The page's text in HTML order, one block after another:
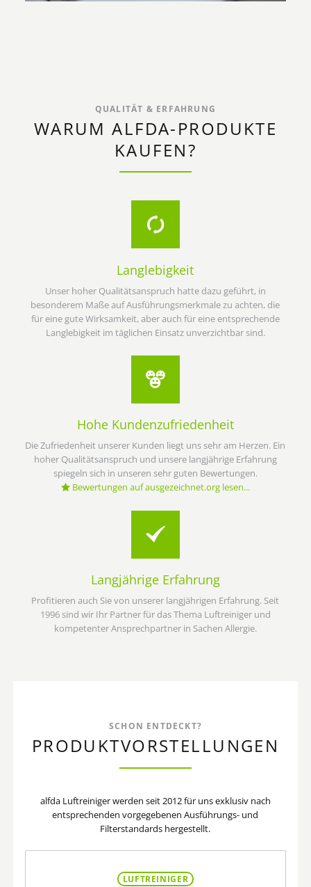
QUALITÄT & ERFAHRUNG
WARUM ALFDA-PRODUKTE
KAUFEN?
Langlebigkeit
Unser hoher Qualitätsanspruch hatte dazu geführt, in
besonderem Maße auf Ausführungsmerkmale zu achten, die
für eine gute Wirksamkeit, aber auch für eine entsprechende
Langlebigkeit im täglichen Einsatz unverzichtbar sind.
Hohe Kundenzufriedenheit
Die Zufriedenheit unserer Kunden liegt uns sehr am Herzen. Ein
hoher Qualitätsanspruch und unsere langjährige Erfahrung
spiegeln sich in unseren sehr guten Bewertungen.
Bewertungen auf ausgezeichnet.org lesen...
Langjährige Erfahrung
Profitieren auch Sie von unserer langjährigen Erfahrung. Seit
1996 sind wir Ihr Partner für das Thema Luftreiniger und
kompetenter Ansprechpartner in Sachen Allergie.
SCHON ENTDECKT?
PRODUKTVORSTELLUNGEN
alfda Luftreiniger werden seit 2012 für uns exklusiv nach
entsprechenden vorgegebenen Ausführungs- und
Filterstandards hergestellt.
LUFTREINIGER